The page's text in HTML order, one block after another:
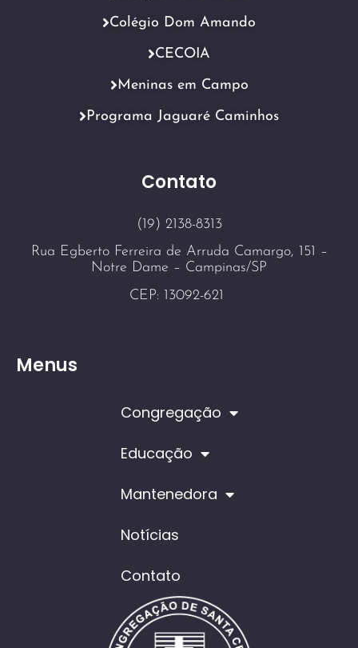
Contato
(19) 2138-8313
Rua Egberto Ferreira de Arruda Camargo, 151 –
Notre Dame – Campinas/SP
CEP: 13092-621
Menus
Congregação
Educação
Mantenedora
Notícias
Contato
Colégio Dom Amando
CECOIA
Meninas em Campo
Programa Jaguaré Caminhos